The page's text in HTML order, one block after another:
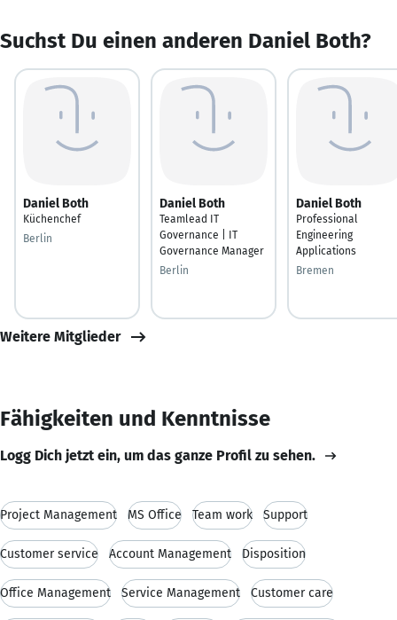
Suchst Du einen anderen Daniel Both?
Daniel Both
Küchenchef
Berlin
Daniel Both
Teamlead IT
Governance | IT
Governance Manager
Berlin
Daniel Both
Professional
Engineering
Applications
Bremen
Weitere Mitglieder
Fähigkeiten und Kenntnisse
Logg Dich jetzt ein, um das ganze Profil zu sehen.
Project Management MS Office Team work Support
Customer service Account Management Disposition
Office Management Service Management Customer care